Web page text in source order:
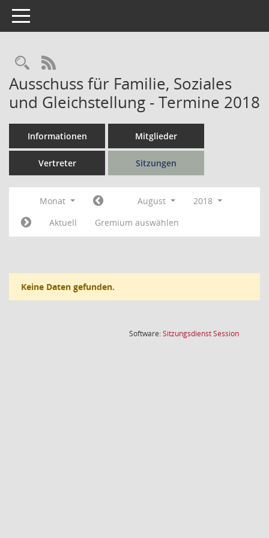
Toggle navigation
Rechercheauswahl
RSS-Feed
Ausschuss für Familie, Soziales
und Gleichstellung - Termine 2018
Informationen Mitglieder
Vertreter Sitzungen
Monat August
2018
Aktuell
Gremium auswählen
Keine Daten gefunden.
Software:SitzungsdienstSession(Wird in